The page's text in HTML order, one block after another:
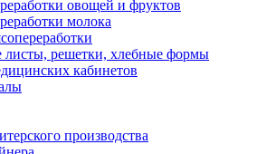
овощей и фруктов
молока
листы, решетки, хлебные формы
кабинетов
производства